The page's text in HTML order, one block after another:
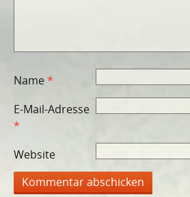
Name*
E-Mail-Adresse
*
Website